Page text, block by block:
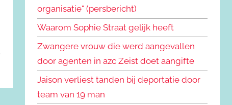
organisatie" (persbericht)
Waarom Sophie Straat gelijk heeft
Zwangere vrouw die werd aangevallen
door agenten in azc Zeist doet aangifte
Jaison verliest tanden bij deportatie door
team van 19 man